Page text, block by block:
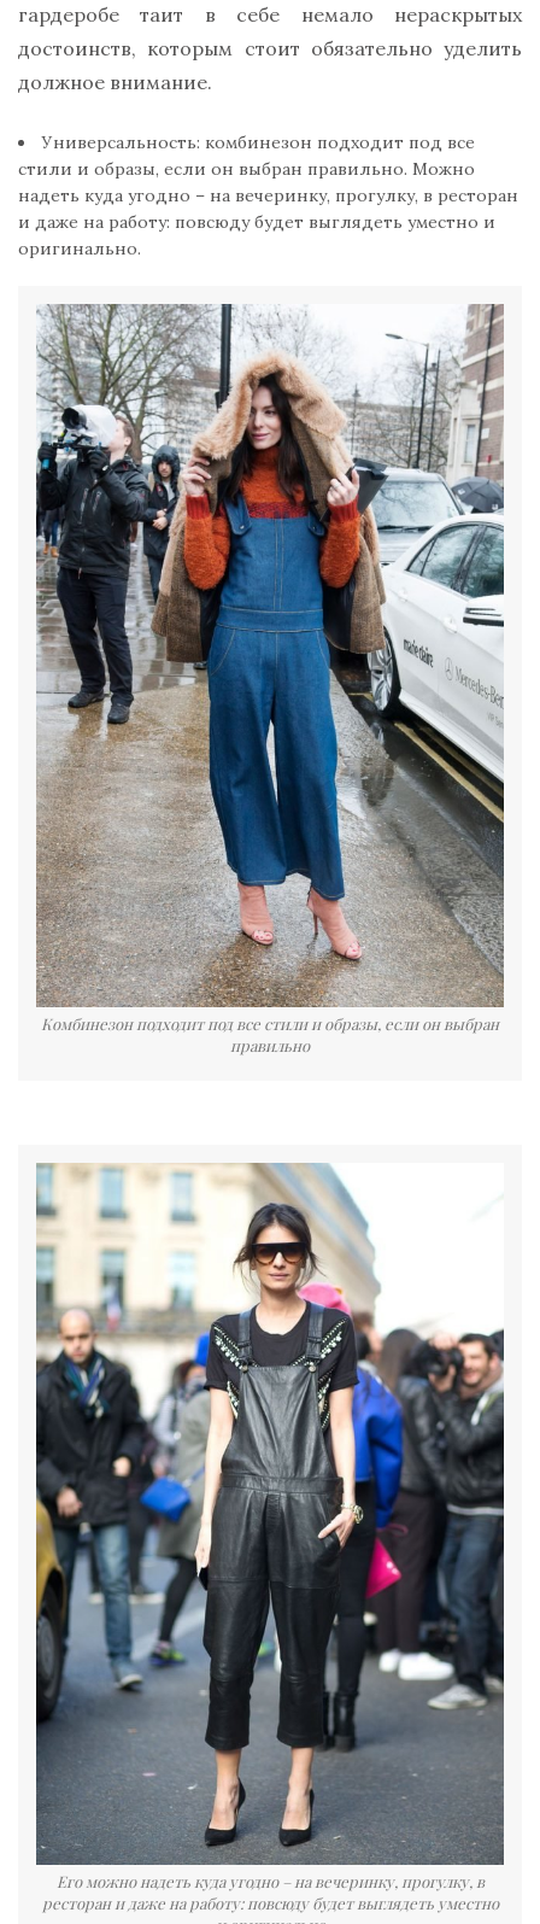
гардеробе таит в себе немало нераскрытых
достоинств, которым стоит обязательно уделить
должное внимание.
Универсальность: комбинезон подходит под все
стили и образы, если он выбран правильно. Можно
надеть куда угодно – на вечеринку, прогулку, в ресторан
и даже на работу: повсюду будет выглядеть уместно и
оригинально.
Комбинезон подходит под все стили и образы, если он выбран
правильно
Его можно надеть куда угодно – на вечеринку, прогулку, в
ресторан и даже на работу: повсюду будет выглядеть уместно